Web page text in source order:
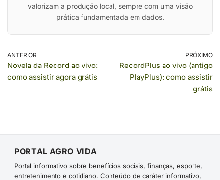
valorizam a produção local, sempre com uma visão
prática fundamentada em dados.
ANTERIOR
Novela da Record ao vivo:
como assistir agora grátis
PRÓXIMO
RecordPlus ao vivo (antigo
PlayPlus): como assistir
grátis
PORTAL AGRO VIDA
Portal informativo sobre benefícios sociais, finanças, esporte,
entretenimento e cotidiano. Conteúdo de caráter informativo,